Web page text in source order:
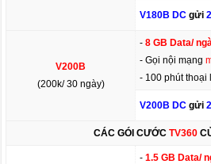
V180B DCgửi
V200B
(200k/ 30 ngày)
-8 GB Data/
- Gọi nội mạng
- 100 phút thoại
V200B DCgửi
CÁC GÓI CƯỚC TV360
-1.5 GB Data/